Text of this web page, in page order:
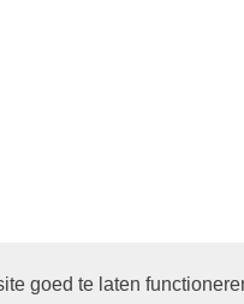
goed te laten